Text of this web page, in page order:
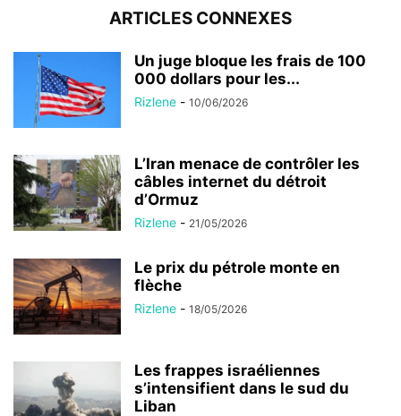
ARTICLES CONNEXES
Un juge bloque les frais de 100
000 dollars pour les...
Rizlene - 10/06/2026
L’Iran menace de contrôler les
câbles internet du détroit
d’Ormuz
Rizlene - 21/05/2026
Le prix du pétrole monte en
flèche
Rizlene - 18/05/2026
Les frappes israéliennes
s’intensifient dans le sud du
Liban